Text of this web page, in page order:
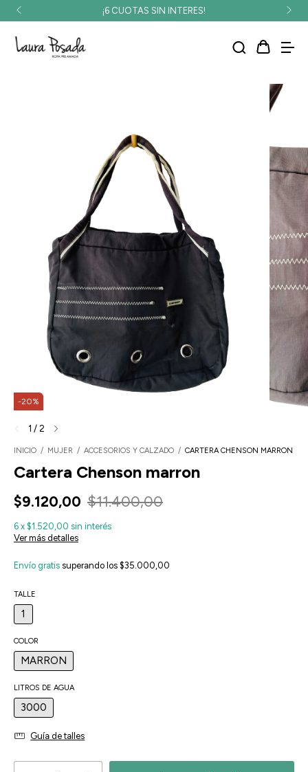
¡6 CUOTAS SIN INTERES!
-20%
1 / 2
INICIO / MUJER / ACCESORIOS Y CALZADO / CARTERA CHENSON MARRON
Cartera Chenson marron
$9.120,00 $11.400,00
6 x $1.520,00 sin interés
Ver más detalles
Envío gratis superando los $35.000,00
TALLE
1
COLOR
MARRON
LITROS DE AGUA
3000
Guía de talles